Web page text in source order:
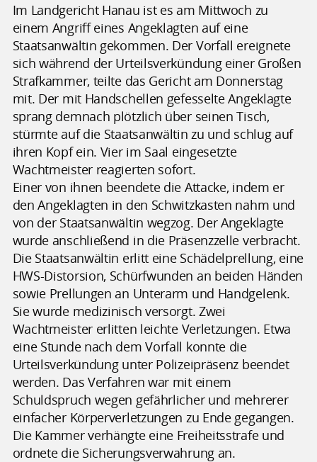
Im Landgericht Hanau ist es am Mittwoch zu
einem Angriff eines Angeklagten auf eine
Staatsanwältin gekommen. Der Vorfall ereignete
sich während der Urteilsverkündung einer Großen
Strafkammer, teilte das Gericht am Donnerstag
mit. Der mit Handschellen gefesselte Angeklagte
sprang demnach plötzlich über seinen Tisch,
stürmte auf die Staatsanwältin zu und schlug auf
ihren Kopf ein. Vier im Saal eingesetzte
Wachtmeister reagierten sofort.
Einer von ihnen beendete die Attacke, indem er
den Angeklagten in den Schwitzkasten nahm und
von der Staatsanwältin wegzog. Der Angeklagte
wurde anschließend in die Präsenzzelle verbracht.
Die Staatsanwältin erlitt eine Schädelprellung, eine
HWS-Distorsion, Schürfwunden an beiden Händen
sowie Prellungen an Unterarm und Handgelenk.
Sie wurde medizinisch versorgt. Zwei
Wachtmeister erlitten leichte Verletzungen. Etwa
eine Stunde nach dem Vorfall konnte die
Urteilsverkündung unter Polizeipräsenz beendet
werden. Das Verfahren war mit einem
Schuldspruch wegen gefährlicher und mehrerer
einfacher Körperverletzungen zu Ende gegangen.
Die Kammer verhängte eine Freiheitsstrafe und
ordnete die Sicherungsverwahrung an.